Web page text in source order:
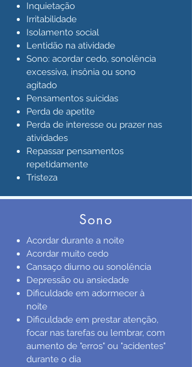
Inquietação
Irritabilidade
Isolamento social
Lentidão na atividade
Sono: acordar cedo, sonolência
excessiva, insônia ou sono
agitado
Pensamentos suicidas
Perda de apetite
Perda de interesse ou prazer nas
atividades
Repassar pensamentos
repetidamente
Tristeza
Sono
Acordar durante a noite
Acordar muito cedo
Cansaço diurno ou sonolência
Depressão ou ansiedade
Dificuldade em adormecer à
noite
Dificuldade em prestar atenção,
focar nas tarefas ou lembrar, com
aumento de "erros" ou "acidentes"
durante o dia